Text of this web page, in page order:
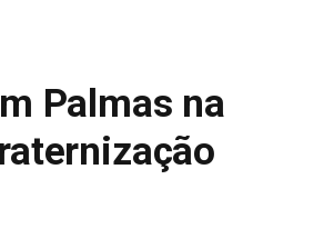
Palmas na